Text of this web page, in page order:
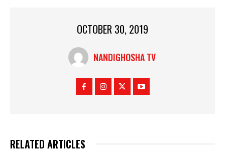
OCTOBER 30, 2019
NANDIGHOSHA TV
RELATED ARTICLES